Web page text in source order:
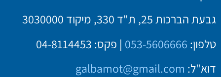
גבעת הברכות 25, ת"ד 330, מיקוד 3030000
טלפון: 053-5606666 | פקס: 04-8114453
דוא"ל: galbamot@gmail.com